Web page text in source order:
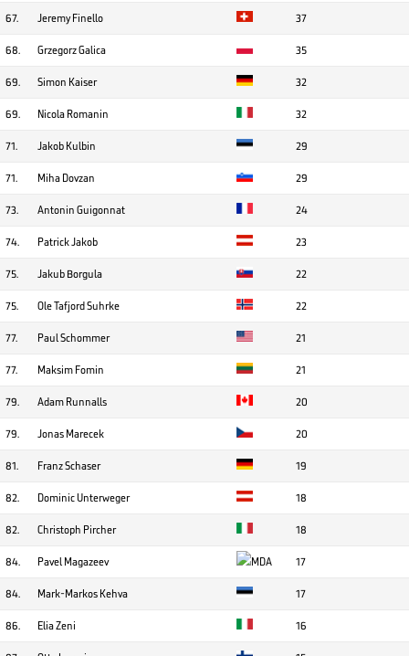
67. Jeremy Finello 37
68. Grzegorz Galica 35
69. Simon Kaiser 32
69. Nicola Romanin 32
71. Jakob Kulbin 29
71. Miha Dovzan 29
73. Antonin Guigonnat 24
74. Patrick Jakob 23
75. Jakub Borgula 22
75. Ole Tafjord Suhrke 22
77. Paul Schommer 21
77. Maksim Fomin 21
79. Adam Runnalls 20
79. Jonas Marecek 20
81. Franz Schaser 19
82. Dominic Unterweger 18
82. Christoph Pircher 18
84. Pavel Magazeev 17
84. Mark-Markos Kehva 17
86. Elia Zeni 16